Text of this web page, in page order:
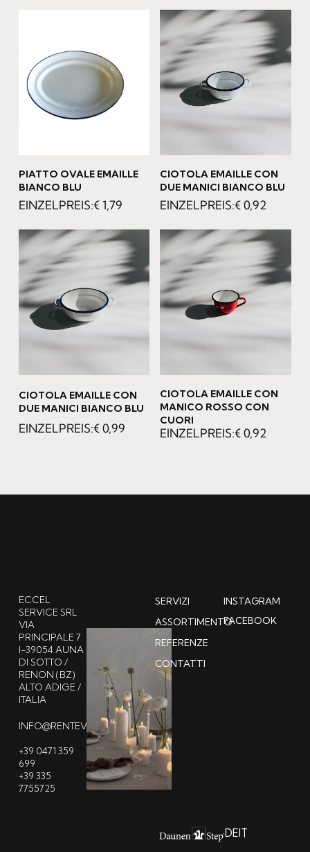
PIATTO OVALE EMAILLE
BIANCO BLU
€1,79
CIOTOLA EMAILLE CON
DUE MANICI BIANCO BLU
€0,92
CIOTOLA EMAILLE CON
DUE MANICI BIANCO BLU
€0,99
CIOTOLA EMAILLE CON
MANICO ROSSO CON
CUORI
€0,92
ECCEL
SERVICE SRL
VIA
PRINCIPALE 7
I-39054 AUNA
DI SOTTO /
RENON (BZ)
ALTO ADIGE /
ITALIA
INFO@RENTEVENT.IT
+39 0471 359
699
+39 335
7755725
SERVIZI
ASSORTIMENTO
REFERENZE
CONTATTI
INSTAGRAM
FACEBOOK
DEIT